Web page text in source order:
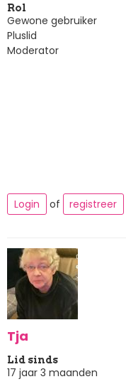
Rol
Gewone gebruiker
Pluslid
Moderator
Login
of registreer
Tja
Lid sinds
17 jaar 3 maanden